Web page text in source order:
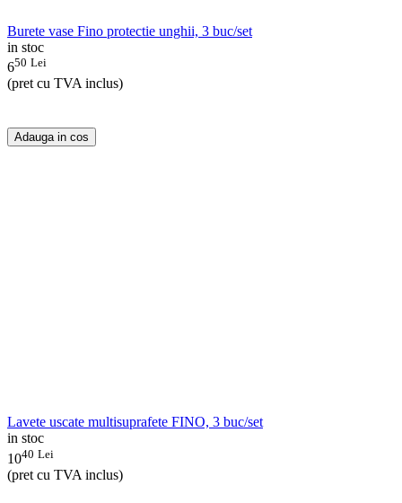
Burete vase Fino protectie unghii, 3 buc/set
in stoc
650 Lei
(pret cu TVA inclus)
Adauga in cos
Lavete uscate multisuprafete FINO, 3 buc/set
in stoc
1040 Lei
(pret cu TVA inclus)